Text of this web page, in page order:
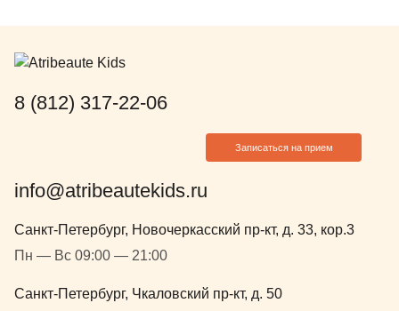
уникального пространства
второй, стоматологический домик,
всегда идем с большой радостью.
Искренне благодарим и желаем
Анатольевичу и всему персоналу
клиники!!!
8 (812) 317-22-06
Записаться на прием
info@atribeautekids.ru
Санкт-Петербург, Новочеркасский пр-кт, д. 33, кор.3
Пн — Вс 09:00 — 21:00
Санкт-Петербург, Чкаловский пр-кт, д. 50